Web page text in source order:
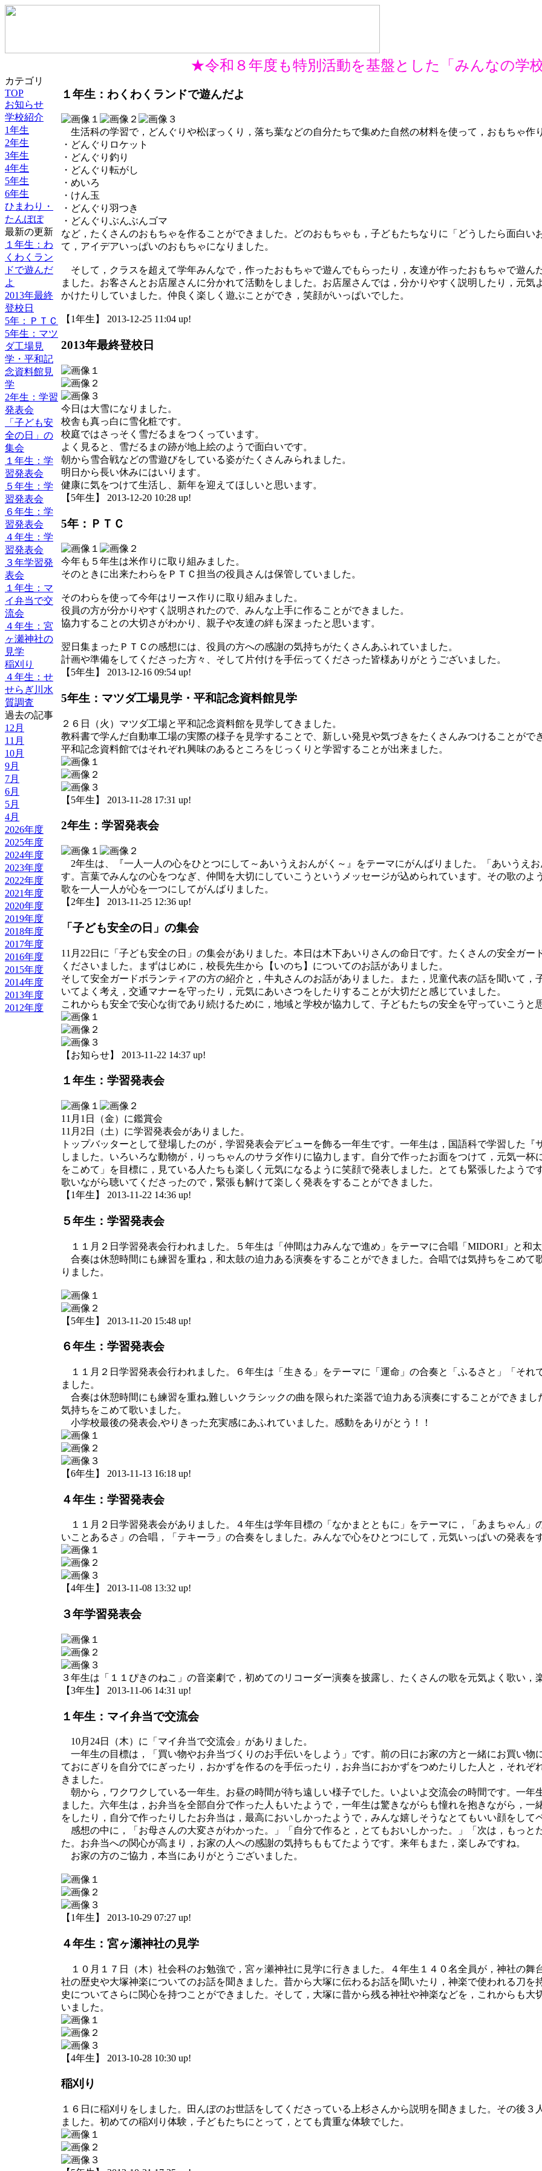
★令和８年度も特別活動を基盤とした「みんなの学校
カテゴリ
TOP
お知らせ
学校紹介
1年生
2年生
3年生
4年生
5年生
6年生
ひまわり・
たんぽぽ
最新の更新
１年生：わ
くわくラン
ドで遊んだ
よ
2013年最終
登校日
5年：ＰＴＣ
5年生：マツ
ダ工場見
学・平和記
念資料館見
学
2年生：学習
発表会
「子ども安
全の日」の
集会
１年生：学
習発表会
５年生：学
習発表会
６年生：学
習発表会
４年生：学
習発表会
３年学習発
表会
１年生：マ
イ弁当で交
流会
４年生：宮
ヶ瀬神社の
見学
稲刈り
４年生：せ
せらぎ川水
質調査
過去の記事
12月
11月
10月
9月
7月
6月
5月
4月
2026年度
2025年度
2024年度
2023年度
2022年度
2021年度
2020年度
2019年度
2018年度
2017年度
2016年度
2015年度
2014年度
2013年度
2012年度
１年生：わくわくランドで遊んだよ
生活科の学習で，どんぐりや松ぼっくり，落ち葉などの自分たちで集めた自然の材料を使って，おもちゃ作
・どんぐりロケット
・どんぐり釣り
・どんぐり転がし
・めいろ
・けん玉
・どんぐり羽つき
・どんぐりぶんぶんゴマ
など，たくさんのおもちゃを作ることができました。どのおもちゃも，子どもたちなりに「どうしたら面白い
て，アイデアいっぱいのおもちゃになりました。
そして，クラスを超えて学年みんなで，作ったおもちゃで遊んでもらったり，友達が作ったおもちゃで遊ん
ました。お客さんとお店屋さんに分かれて活動をしました。お店屋さんでは，分かりやすく説明したり，元気
かけたりしていました。仲良く楽しく遊ぶことができ，笑顔がいっぱいでした。
【1年生】 2013-12-25 11:04 up!
2013年最終登校日
今日は大雪になりました。
校舎も真っ白に雪化粧です。
校庭ではさっそく雪だるまをつくっています。
よく見ると、雪だるまの跡が地上絵のようで面白いです。
朝から雪合戦などの雪遊びをしている姿がたくさんみられました。
明日から長い休みにはいります。
健康に気をつけて生活し、新年を迎えてほしいと思います。
【5年生】 2013-12-20 10:28 up!
5年：ＰＴＣ
今年も５年生は米作りに取り組みました。
そのときに出来たわらをＰＴＣ担当の役員さんは保管していました。
そのわらを使って今年はリース作りに取り組みました。
役員の方が分かりやすく説明されたので、みんな上手に作ることができました。
協力することの大切さがわかり、親子や友達の絆も深まったと思います。
翌日集まったＰＴＣの感想には、役員の方への感謝の気持ちがたくさんあふれていました。
計画や準備をしてくださった方々、そして片付けを手伝ってくださった皆様ありがとうございました。
【5年生】 2013-12-16 09:54 up!
5年生：マツダ工場見学・平和記念資料館見学
２６日（火）マツダ工場と平和記念資料館を見学してきました。
教科書で学んだ自動車工場の実際の様子を見学することで、新しい発見や気づきをたくさんみつけることがで
平和記念資料館ではそれぞれ興味のあるところをじっくりと学習することが出来ました。
【5年生】 2013-11-28 17:31 up!
2年生：学習発表会
2年生は、『一人一人の心をひとつにして～あいうえおんがく～』をテーマにがんばりました。「あいうえお
す。言葉でみんなの心をつなぎ、仲間を大切にしていこうというメッセージが込められています。その歌のよ
歌を一人一人が心を一つにしてがんばりました。
【2年生】 2013-11-25 12:36 up!
「子ども安全の日」の集会
11月22日に「子ども安全の日」の集会がありました。本日は木下あいりさんの命日です。たくさんの安全ガー
くださいました。まずはじめに，校長先生から【いのち】についてのお話がありました。
そして安全ガードボランティアの方の紹介と，牛丸さんのお話がありました。また，児童代表の話を聞いて，
いてよく考え，交通マナーを守ったり，元気にあいさつをしたりすることが大切だと感じていました。
これからも安全で安心な街であり続けるために，地域と学校が協力して、子どもたちの安全を守っていこうと
【お知らせ】 2013-11-22 14:37 up!
１年生：学習発表会
11月1日（金）に鑑賞会
11月2日（土）に学習発表会がありました。
トップバッターとして登場したのが，学習発表会デビューを飾る一年生です。一年生は，国語科で学習した『
しました。いろいろな動物が，りっちゃんのサラダ作りに協力します。自分で作ったお面をつけて，元気一杯
をこめて」を目標に，見ている人たちも楽しく元気になるように笑顔で発表しました。とても緊張したようで
歌いながら聴いてくださったので，緊張も解けて楽しく発表をすることができました。
【1年生】 2013-11-22 14:36 up!
５年生：学習発表会
１１月２日学習発表会行われました。５年生は「仲間は力みんなで進め」をテーマに合唱「MIDORI」と和太
合奏は休憩時間にも練習を重ね，和太鼓の迫力ある演奏をすることができました。合唱では気持ちをこめて
りました。
【5年生】 2013-11-20 15:48 up!
６年生：学習発表会
１１月２日学習発表会行われました。６年生は「生きる」をテーマに「運命」の合奏と「ふるさと」「それ
ました。
合奏は休憩時間にも練習を重ね,難しいクラシックの曲を限られた楽器で迫力ある演奏にすることができまし
気持ちをこめて歌いました。
小学校最後の発表会,やりきった充実感にあふれていました。感動をありがとう！！
【6年生】 2013-11-13 16:18 up!
４年生：学習発表会
１１月２日学習発表会がありました。４年生は学年目標の「なかまとともに」をテーマに，「あまちゃん」
いことあるさ」の合唱，「テキーラ」の合奏をしました。みんなで心をひとつにして，元気いっぱいの発表を
【4年生】 2013-11-08 13:32 up!
３年学習発表会
３年生は「１１ぴきのねこ」の音楽劇で，初めてのリコーダー演奏を披露し、たくさんの歌を元気よく歌い，
【3年生】 2013-11-06 14:31 up!
１年生：マイ弁当で交流会
10月24日（木）に「マイ弁当で交流会」がありました。
一年生の目標は，「買い物やお弁当づくりのお手伝いをしよう」です。前の日にお家の方と一緒にお買い物
ておにぎりを自分でにぎったり，おかずを作るのを手伝ったり，お弁当におかずをつめたりした人と，それぞ
きました。
朝から，ワクワクしている一年生。お昼の時間が待ち遠しい様子でした。いよいよ交流会の時間です。一年
ました。六年生は，お弁当を全部自分で作った人もいたようで，一年生は驚きながらも憧れを抱きながら，一
をしたり，自分で作ったりしたお弁当は，最高においしかったようで，みんな嬉しそうなとてもいい顔をして
感想の中に，「お母さんの大変さがわかった。」「自分で作ると，とてもおいしかった。」「次は，もっと
た。お弁当への関心が高まり，お家の人への感謝の気持ちももてたようです。来年もまた，楽しみですね。
お家の方のご協力，本当にありがとうございました。
【1年生】 2013-10-29 07:27 up!
４年生：宮ヶ瀬神社の見学
１０月１７日（木）社会科のお勉強で，宮ヶ瀬神社に見学に行きました。４年生１４０名全員が，神社の舞
社の歴史や大塚神楽についてのお話を聞きました。昔から大塚に伝わるお話を聞いたり，神楽で使われる刀を
史についてさらに関心を持つことができました。そして，大塚に昔から残る神社や神楽などを，これからも大
いました。
【4年生】 2013-10-28 10:30 up!
稲刈り
１６日に稲刈りをしました。田んぼのお世話をしてくださっている上杉さんから説明を聞きました。その後３
ました。初めての稲刈り体験，子どもたちにとって，とても貴重な体験でした。